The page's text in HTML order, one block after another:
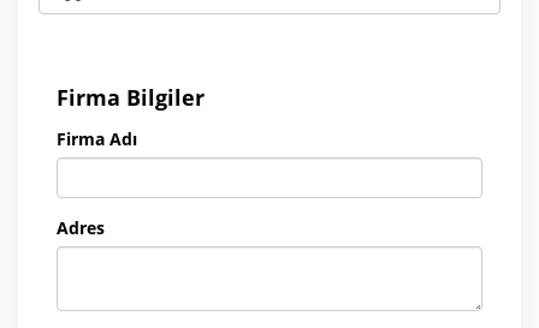
Firma Bilgiler
Firma Adı
Adres